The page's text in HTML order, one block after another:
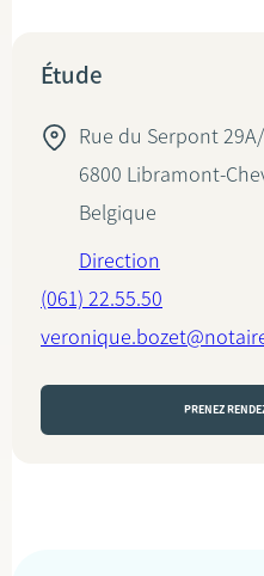
Étude
Rue du Serpont
6800 Libramont-
Belgique
Direction
(061) 22.55.50
PRENEZ